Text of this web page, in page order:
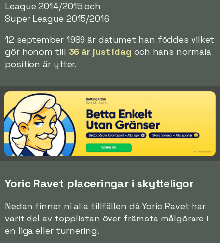
League 2014/2015 och
Super League 2015/2016.
12 september 1989 är datumet han föddes vilket
gör honom till 36 år just idag och hans normala
position är ytter.
Yoric Ravet placeringar i skytteligor
Nedan finner ni alla tillfällen då Yoric Ravet har
varit del av topplistan över främsta målgörare i
en liga eller turnering.